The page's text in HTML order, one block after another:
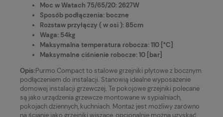
Moc w Watach 75/65/20: 2627W
Sposób podłączenia: boczne
Rozstaw przyłączy ( w osi ): 85cm
Waga: 54kg
Maksymalna temperatura robocza: 110 [°C]
Maksymalne ciśnienie robocze: 10 [bar]
Opis:Purmo Compact to stalowe grzejniki płytowe z bocznym
podłączeniem do instalacji. Stanowią idealne wyposażenie
domowej instalacji grzewczej. Te pokojowe grzejniki polecane
są jako urządzenia grzewcze montowane w sypialniach,
pokojach dziennych, kuchniach. Montaż jest możliwy zarówno
na ścianie jako grzejniki wiszące, opcjonalnie można uzyskać